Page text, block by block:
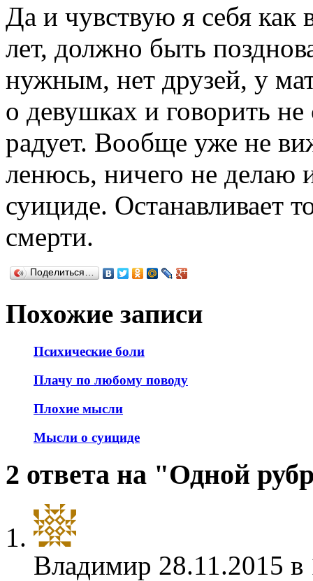
Да и чувствую я себя как
лет, должно быть
нужным, нет друзей, у
о девушках и говорить не
радует. Вообще уже не
ленюсь, ничего не
суициде. Останавливает
смерти.
Поделиться…
Похожие записи
Психические боли
Плачу по любому поводу
Плохие мысли
Мысли о суициде
2 ответа на "Одной
Владимир 28.11.2015